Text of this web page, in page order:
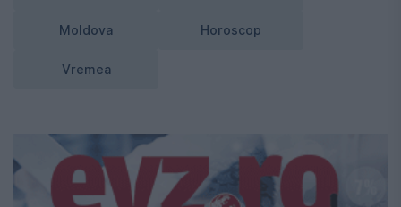
Moldova Horoscop
Vremea